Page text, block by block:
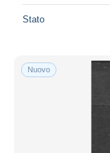
Stato
Nuovo